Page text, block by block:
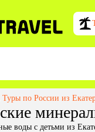
Туры по России из
воды с детьми из